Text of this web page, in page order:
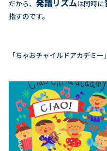
だから、 発語リズムは同時に
指すのです。
「ちゃおチャイルドアカデミ